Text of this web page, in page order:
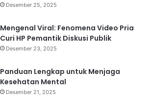
Desember 25, 2025
Mengenal Viral: Fenomena Video Pria
Curi HP Pemantik Diskusi Publik
Desember 23, 2025
Panduan Lengkap untuk Menjaga
Kesehatan Mental
Desember 21, 2025